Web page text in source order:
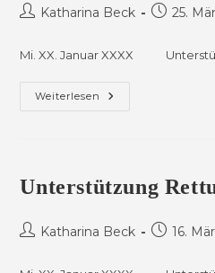
Beitrags-
Katharina Beck
Beitrag
25.
Mi. XX. Januar XXXX
Weiterlesen Amtshilfe
Unterstützung
Beitrags-
Katharina Beck
Beitrag
16.